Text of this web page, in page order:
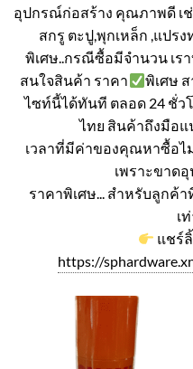
อุปกรณ์ก่อสร้าง คุณภาพดี เ
สกรู ตะปู,พุกเหล็ก ,แปร
พิเศษ..กรณีซื้อมีจำนวน เร
สนใจสินค้า ราคา
พิเศษ
ไซท์นี้ได้ทันที ตลอด 24 ชั่ว
ไทย สินค้าถึงมือ
เวลาที่มีค่าของคุณหาซื้อไ
เพราะขาด
ราคาพิเศษ... สำหรับลูกค้
เ
แชร์
https://